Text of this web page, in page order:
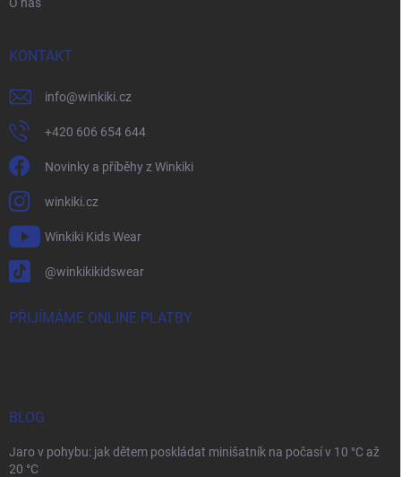
KONTAKT
info@winkiki.cz
+420 606 654 644
Novinky a příběhy z Winkiki
winkiki.cz
Winkiki Kids Wear
@winkikikidswear
PŘIJÍMÁME ONLINE PLATBY
BLOG
Jaro v pohybu: jak dětem poskládat minišatník na počasí v 10 °C až
20 °C